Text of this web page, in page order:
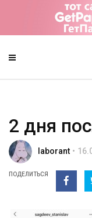
2 дня
laborant
ПОДЕЛИТЬСЯ